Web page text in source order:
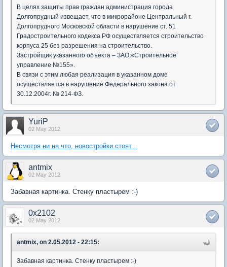
В целях защиты прав граждан администрация города
Долгопрудный извещает, что в микрорайоне Центральный г.
Долгопрудного Московской области в нарушение ст. 51
Градостроительного кодекса РФ осуществляется строительство
корпуса 25 без разрешения на строительство.
Застройщик указанного объекта – ЗАО «Строительное
управление №155».
В связи с этим любая реализация в указанном доме
осуществляется в нарушение Федерального закона от
30.12.2004г. № 214-ФЗ.
YuriP
02 May 2012
Несмотря ни на что, новостройки стоят...
antmix
02 May 2012
Забавная картинка. Стенку пластырем :-)
0x2102
02 May 2012
antmix, on 2.05.2012 - 22:15:
Забавная картинка. Стенку пластырем :-)